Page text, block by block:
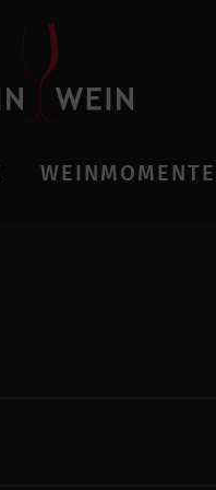
WEINMOMENTE